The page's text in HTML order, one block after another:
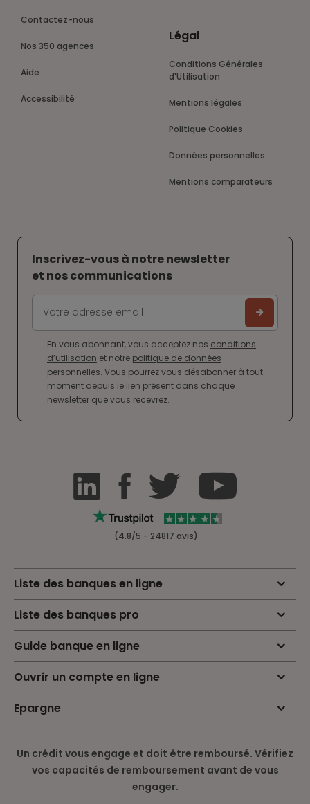
Contactez-nous
Nos 350 agences
Aide
Accessibilité
Légal
Conditions Générales
d'Utilisation
Mentions légales
Politique Cookies
Données personnelles
Mentions comparateurs
Inscrivez-vous à notre newsletter
et nos communications
En vous abonnant, vous acceptez nos conditions
d’utilisation et notre politique de données
personnelles. Vous pourrez vous désabonner à tout
moment depuis le lien présent dans chaque
newsletter que vous recevrez.
(4.8/5 - 24817 avis)
Liste des banques en ligne
Liste des banques pro
Guide banque en ligne
Ouvrir un compte en ligne
Epargne
Un crédit vous engage et doit être remboursé. Vérifiez
vos capacités de remboursement avant de vous
engager.